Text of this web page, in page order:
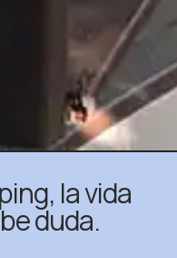
la vida
duda.